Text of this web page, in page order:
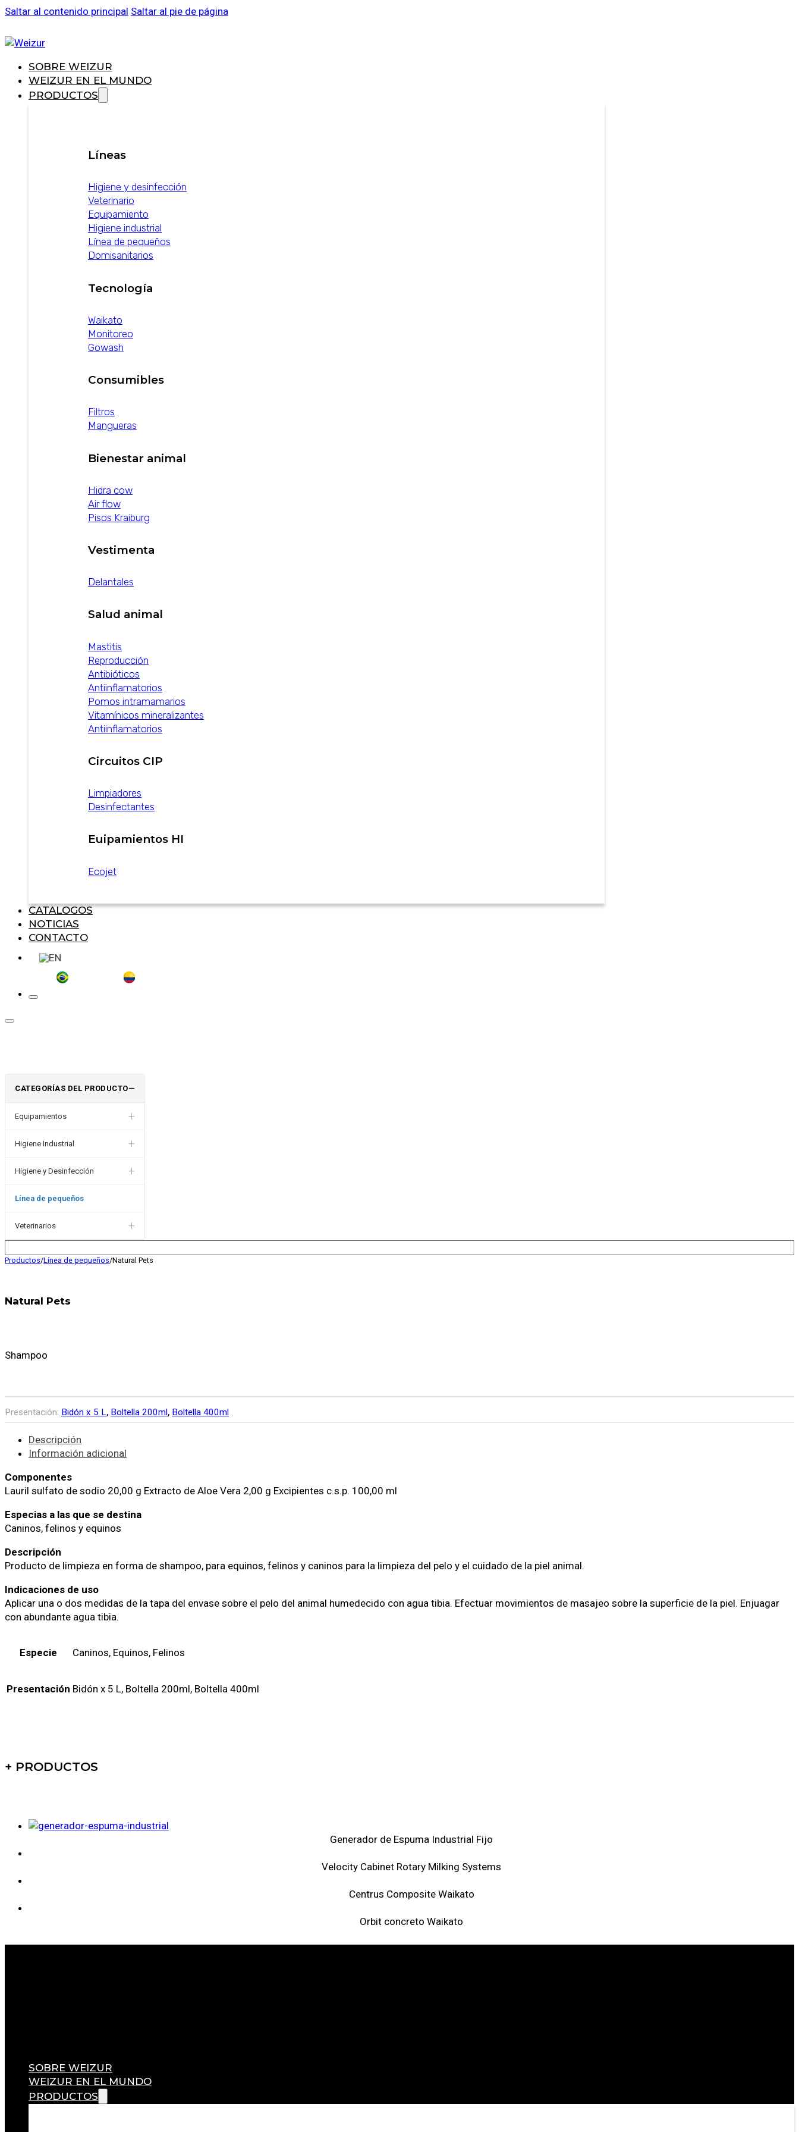
Saltar al contenido principal Saltar al pie de página
SOBRE WEIZUR
WEIZUR EN EL MUNDO
PRODUCTOS
Líneas
Higiene y desinfección
Veterinario
Equipamiento
Higiene industrial
Línea de pequeños
Domisanitarios
Tecnología
Waikato
Monitoreo
Gowash
Consumibles
Filtros
Mangueras
Bienestar animal
Hidra cow
Air flow
Pisos Kraiburg
Vestimenta
Delantales
Salud animal
Mastitis
Reproducción
Antibióticos
Antiinflamatorios
Pomos intramamarios
Vitamínicos mineralizantes
Antiinflamatorios
Circuitos CIP
Limpiadores
Desinfectantes
Euipamientos HI
Ecojet
CATALOGOS
NOTICIAS
CONTACTO
CATEGORÍAS DEL PRODUCTO—
Equipamientos +
Higiene Industrial +
Higiene y Desinfección +
Línea de pequeños
Veterinarios +
Productos/Línea de pequeños/Natural Pets
Natural Pets
Shampoo
Presentación: Bidón x 5 L, Boltella 200ml, Boltella 400ml
Descripción
Información adicional
Componentes
Lauril sulfato de sodio 20,00 g Extracto de Aloe Vera 2,00 g Excipientes c.s.p. 100,00 ml
Especias a las que se destina
Caninos, felinos y equinos
Descripción
Producto de limpieza en forma de shampoo, para equinos, felinos y caninos para la limpieza del pelo y el cuidado de la piel animal.
Indicaciones de uso
Aplicar una o dos medidas de la tapa del envase sobre el pelo del animal humedecido con agua tibia. Efectuar movimientos de masajeo sobre la superficie de la piel. Enjuagar
con abundante agua tibia.
Especie Caninos, Equinos, Felinos
Presentación Bidón x 5 L, Boltella 200ml, Boltella 400ml
+ PRODUCTOS
Generador de Espuma Industrial Fijo
Velocity Cabinet Rotary Milking Systems
Centrus Composite Waikato
Orbit concreto Waikato
SOBRE WEIZUR
WEIZUR EN EL MUNDO
PRODUCTOS